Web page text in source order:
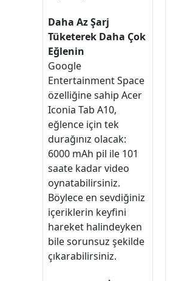
Daha Az Şarj
Tüketerek Daha Çok
Eğlenin
Google
Entertainment Space
özelliğine sahip Acer
Iconia Tab A10,
eğlence için tek
durağınız olacak:
6000 mAh pil ile 101
saate kadar video
oynatabilirsiniz.
Böylece en sevdiğiniz
içeriklerin keyfini
hareket halindeyken
bile sorunsuz şekilde
çıkarabilirsiniz.